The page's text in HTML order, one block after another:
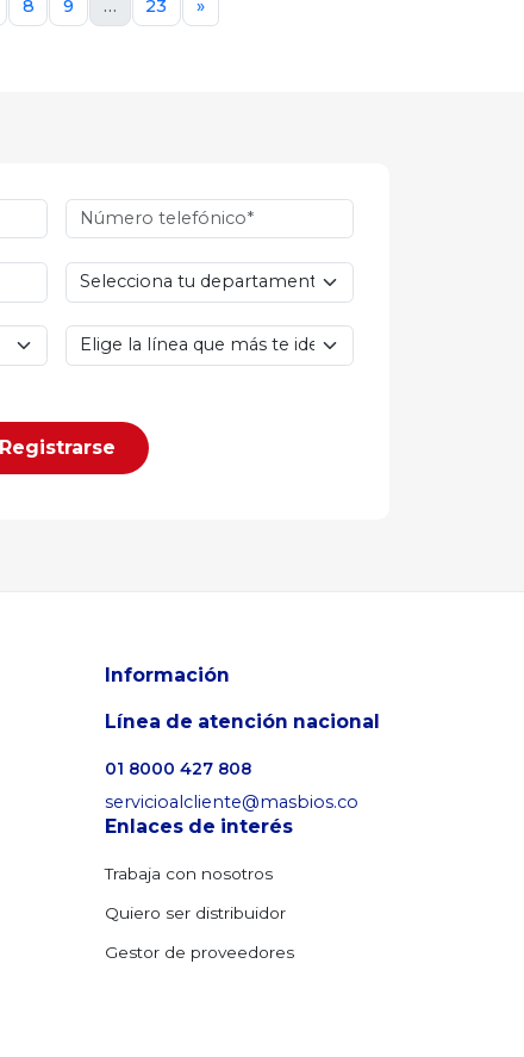
8 9 … 23 »
Registrarse
Información
Línea de atención nacional
01 8000 427 808
servicioalcliente@masbios.co
Enlaces de interés
Trabaja con nosotros
Quiero ser distribuidor
Gestor de proveedores